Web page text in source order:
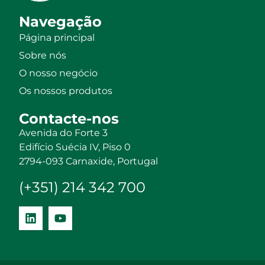
Navegação
Página principal
Sobre nós
O nosso negócio
Os nossos produtos
Contacte-nos
Avenida do Forte 3
Edifício Suécia IV, Piso 0
2794-093 Carnaxide, Portugal
(+351) 214 342 700